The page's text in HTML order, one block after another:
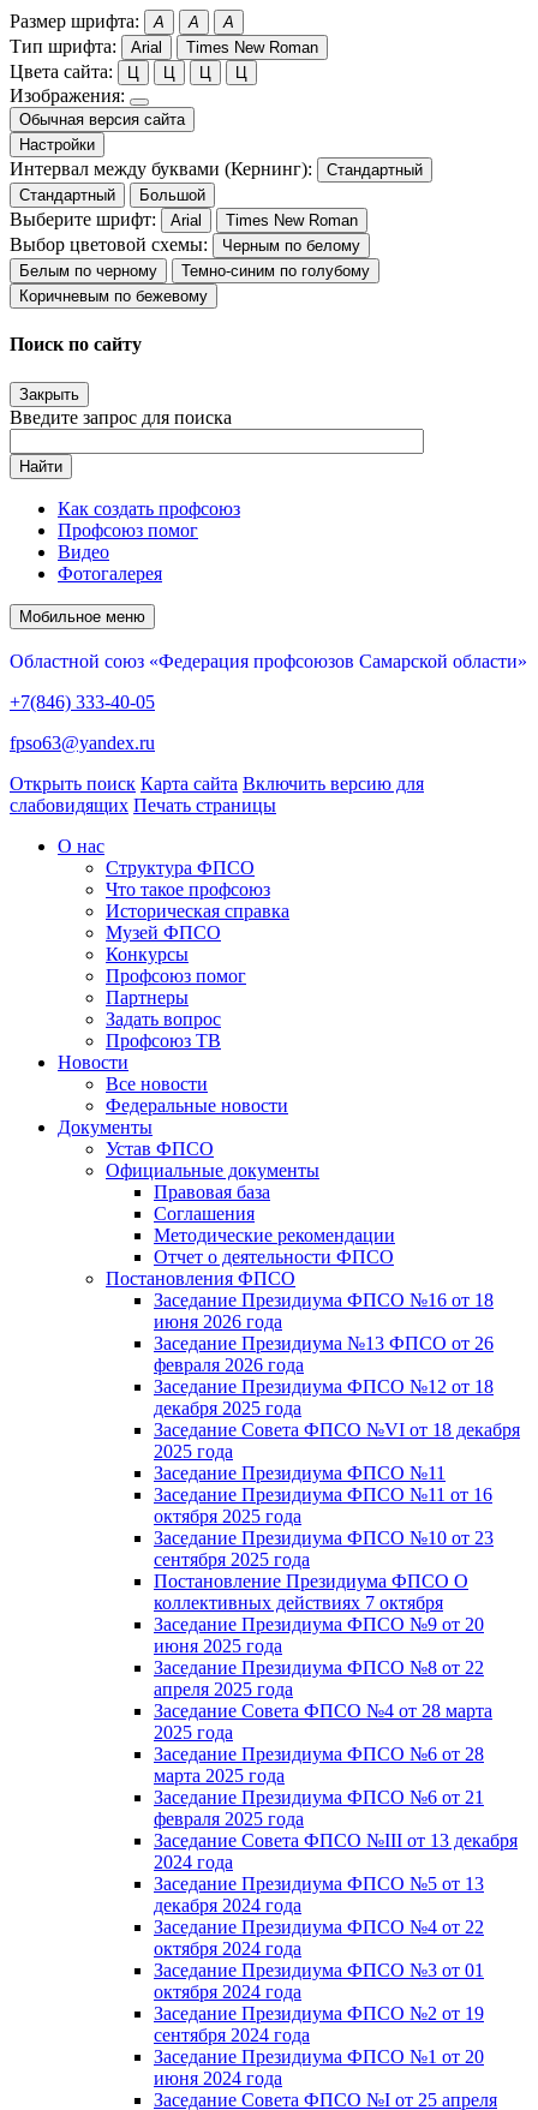
Размер шрифта: A A A
Тип шрифта: Arial Times New Roman
Цвета сайта: Ц Ц Ц Ц
Изображения:
Обычная версия сайта
Настройки
Интервал между буквами (Кернинг):
Стандартный
Стандартный
Большой
Выберите шрифт: Arial Times New Roman
Выбор цветовой схемы:
Черным по белому
Белым по черному
Темно-синим по голубому
Коричневым по бежевому
Поиск по сайту
Закрыть
Введите запрос для поиска
Найти
Как создать профсоюз
Профсоюз помог
Видео
Фотогалерея
Мобильное меню
Областной союз «Федерация профсоюзов Самарской области»
+7(846) 333-40-05
fpso63@yandex.ru
Открыть поиск Карта сайта Включить версию для
слабовидящих Печать страницы
О нас
Структура ФПСО
Что такое профсоюз
Историческая справка
Музей ФПСО
Конкурсы
Профсоюз помог
Партнеры
Задать вопрос
Профсоюз ТВ
Новости
Все новости
Федеральные новости
Документы
Устав ФПСО
Официальные документы
Правовая база
Соглашения
Методические рекомендации
Отчет о деятельности ФПСО
Постановления ФПСО
Заседание Президиума ФПСО №16 от 18
июня 2026 года
Заседание Президиума №13 ФПСО от 26
февраля 2026 года
Заседание Президиума ФПСО №12 от 18
декабря 2025 года
Заседание Совета ФПСО №VI от 18 декабря
2025 года
Заседание Президиума ФПСО №11
Заседание Президиума ФПСО №11 от 16
октября 2025 года
Заседание Президиума ФПСО №10 от 23
сентября 2025 года
Постановление Президиума ФПСО О
коллективных действиях 7 октября
Заседание Президиума ФПСО №9 от 20
июня 2025 года
Заседание Президиума ФПСО №8 от 22
апреля 2025 года
Заседание Совета ФПСО №4 от 28 марта
2025 года
Заседание Президиума ФПСО №6 от 28
марта 2025 года
Заседание Президиума ФПСО №6 от 21
февраля 2025 года
Заседание Совета ФПСО №III от 13 декабря
2024 года
Заседание Президиума ФПСО №5 от 13
декабря 2024 года
Заседание Президиума ФПСО №4 от 22
октября 2024 года
Заседание Президиума ФПСО №3 от 01
октября 2024 года
Заседание Президиума ФПСО №2 от 19
сентября 2024 года
Заседание Президиума ФПСО №1 от 20
июня 2024 года
Заседание Совета ФПСО №I от 25 апреля